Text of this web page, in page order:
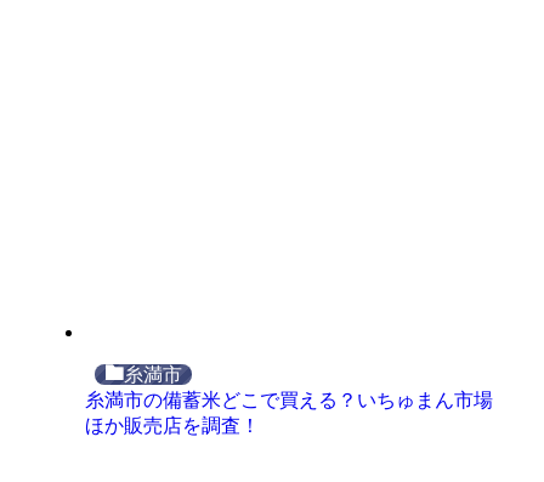
糸満市
糸満市の備蓄米どこで買える？いちゅまん市場
ほか販売店を調査！